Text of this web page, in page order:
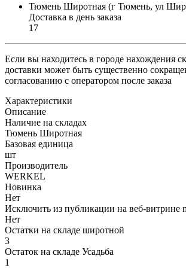
Тюмень Широтная (г Тюмень, ул
Доставка в день заказа
17
Если вы находитесь в городе нахождения
доставки может быть существенно
согласованию с оператором после заказа
Характеристики
Описание
Наличие на складах
Тюмень Широтная
Базовая единица
шт
Производитель
WERKEL
Новинка
Нет
Исключить из публикации на веб-витрине
Нет
Остатки на складе широтной
3
Остаток на складе Усадьба
1